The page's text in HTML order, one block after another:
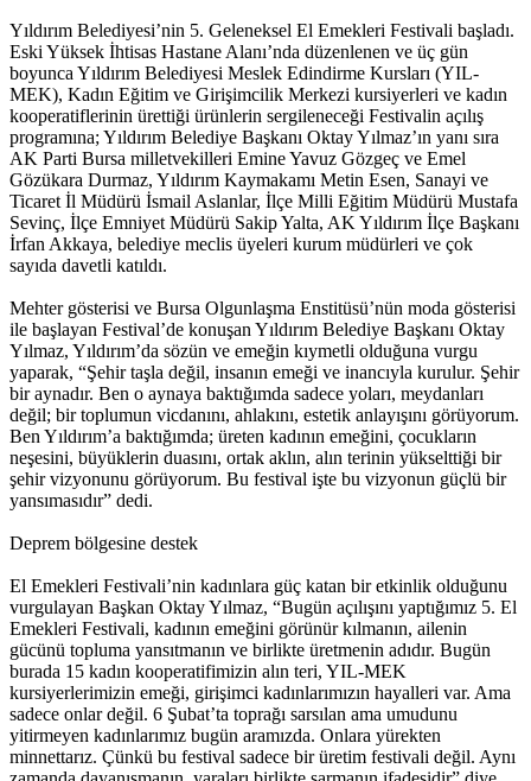
Yıldırım Belediyesi’nin 5. Geleneksel El Emekleri Festivali başladı.
Eski Yüksek İhtisas Hastane Alanı’nda düzenlenen ve üç gün
boyunca Yıldırım Belediyesi Meslek Edindirme Kursları (YIL-
MEK), Kadın Eğitim ve Girişimcilik Merkezi kursiyerleri ve kadın
kooperatiflerinin ürettiği ürünlerin sergileneceği Festivalin açılış
programına; Yıldırım Belediye Başkanı Oktay Yılmaz’ın yanı sıra
AK Parti Bursa milletvekilleri Emine Yavuz Gözgeç ve Emel
Gözükara Durmaz, Yıldırım Kaymakamı Metin Esen, Sanayi ve
Ticaret İl Müdürü İsmail Aslanlar, İlçe Milli Eğitim Müdürü Mustafa
Sevinç, İlçe Emniyet Müdürü Sakip Yalta, AK Yıldırım İlçe Başkanı
İrfan Akkaya, belediye meclis üyeleri kurum müdürleri ve çok
sayıda davetli katıldı.
Mehter gösterisi ve Bursa Olgunlaşma Enstitüsü’nün moda gösterisi
ile başlayan Festival’de konuşan Yıldırım Belediye Başkanı Oktay
Yılmaz, Yıldırım’da sözün ve emeğin kıymetli olduğuna vurgu
yaparak, “Şehir taşla değil, insanın emeği ve inancıyla kurulur. Şehir
bir aynadır. Ben o aynaya baktığımda sadece yoları, meydanları
değil; bir toplumun vicdanını, ahlakını, estetik anlayışını görüyorum.
Ben Yıldırım’a baktığımda; üreten kadının emeğini, çocukların
neşesini, büyüklerin duasını, ortak aklın, alın terinin yükselttiği bir
şehir vizyonunu görüyorum. Bu festival işte bu vizyonun güçlü bir
yansımasıdır” dedi.
Deprem bölgesine destek
El Emekleri Festivali’nin kadınlara güç katan bir etkinlik olduğunu
vurgulayan Başkan Oktay Yılmaz, “Bugün açılışını yaptığımız 5. El
Emekleri Festivali, kadının emeğini görünür kılmanın, ailenin
gücünü topluma yansıtmanın ve birlikte üretmenin adıdır. Bugün
burada 15 kadın kooperatifimizin alın teri, YIL-MEK
kursiyerlerimizin emeği, girişimci kadınlarımızın hayalleri var. Ama
sadece onlar değil. 6 Şubat’ta toprağı sarsılan ama umudunu
yitirmeyen kadınlarımız bugün aramızda. Onlara yürekten
minnettarız. Çünkü bu festival sadece bir üretim festivali değil. Aynı